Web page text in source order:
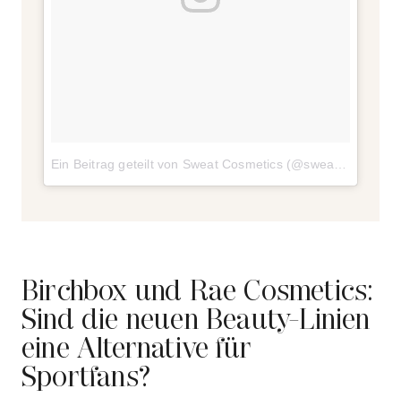
Birchbox und Rae Cosmetics:
Sind die neuen Beauty-Linien
eine Alternative für
Sportfans?